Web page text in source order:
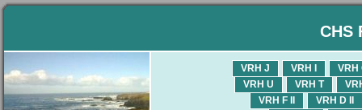
CHS
VRH
VRH I
VRH J
VRH T
VRH U
VRH D II
VRH F II